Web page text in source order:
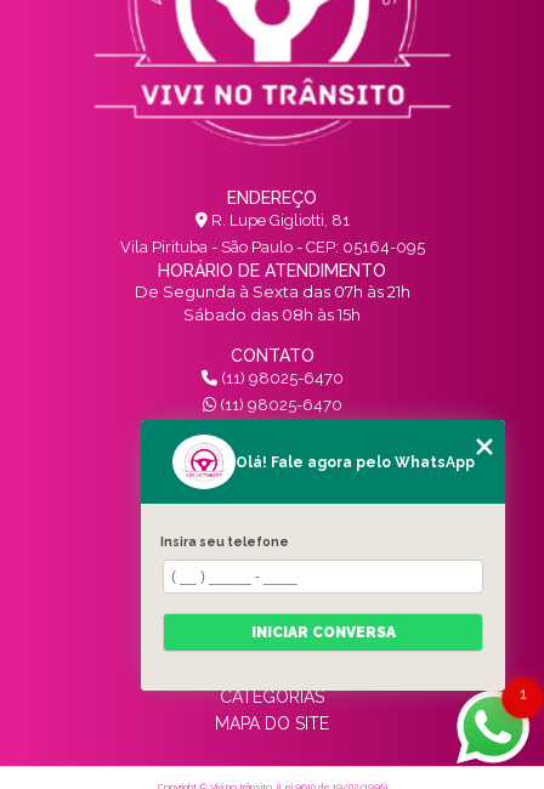
ENDEREÇO
R. Lupe Gigliotti, 81
Vila Pirituba - São Paulo - CEP: 05164-095
HORÁRIO DE ATENDIMENTO
De Segunda à Sexta das 07h às 21h
Sábado das 08h às 15h
CONTATO
(11) 98025-6470
(11) 98025-6470
contato@vivinotransito.com.br
SIGA-NOS!
MENU
HOME
QUEM SOMOS
SERVIÇOS
BLOG
CATEGORIAS
MAPA DO SITE
Copyright © Vivi no trânsito. (Lei 9610 de 19/02/1998)
1
Olá! Fale agora pelo WhatsApp
Insira seu telefone
INICIAR CONVERSA